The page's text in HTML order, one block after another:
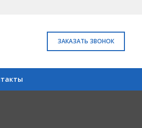
ЗАКАЗАТЬ ЗВОНОК